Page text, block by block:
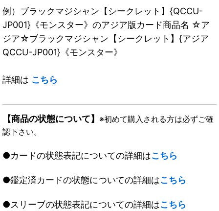
例）ブラックマジシャン【シークレット】{QCCU-
JP001}《モンスター》のアジア版カード商品名 ☆ア
ジア☆ブラックマジシャン【シークレット】{アジア
QCCU-JP001}《モンスター》
詳細は こちら
【商品の状態について】 ※初めて購入される方は必ずご確
認下さい。
●カードの状態表記についての詳細はこちら
●鑑定済カードの状態についての詳細はこちら
●スリーブの状態表記についての詳細はこちら